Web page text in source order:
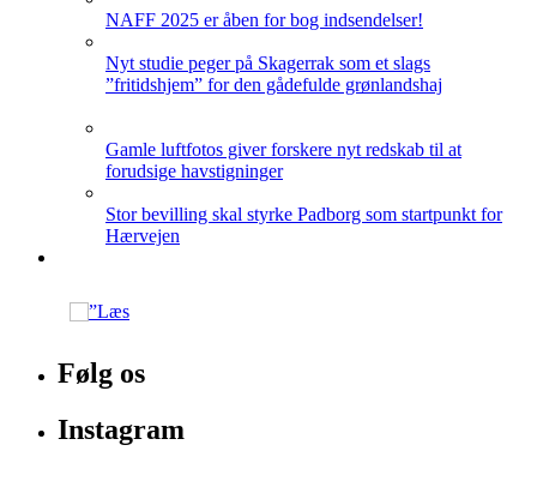
NAFF 2025 er åben for bog indsendelser!
Nyt studie peger på Skagerrak som et slags
”fritidshjem” for den gådefulde grønlandshaj
Gamle luftfotos giver forskere nyt redskab til at
forudsige havstigninger
Stor bevilling skal styrke Padborg som startpunkt for
Hærvejen
Følg os
Instagram